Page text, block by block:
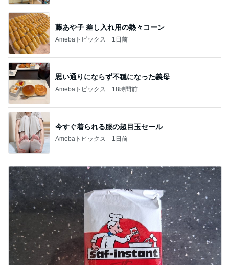
藤あや子 差し入れ用の熱々コーン
Amebaトピックス 1日前
思い通りにならず不穏になった義母
Amebaトピックス 18時間前
今すぐ着られる服の超目玉セール
Amebaトピックス 1日前